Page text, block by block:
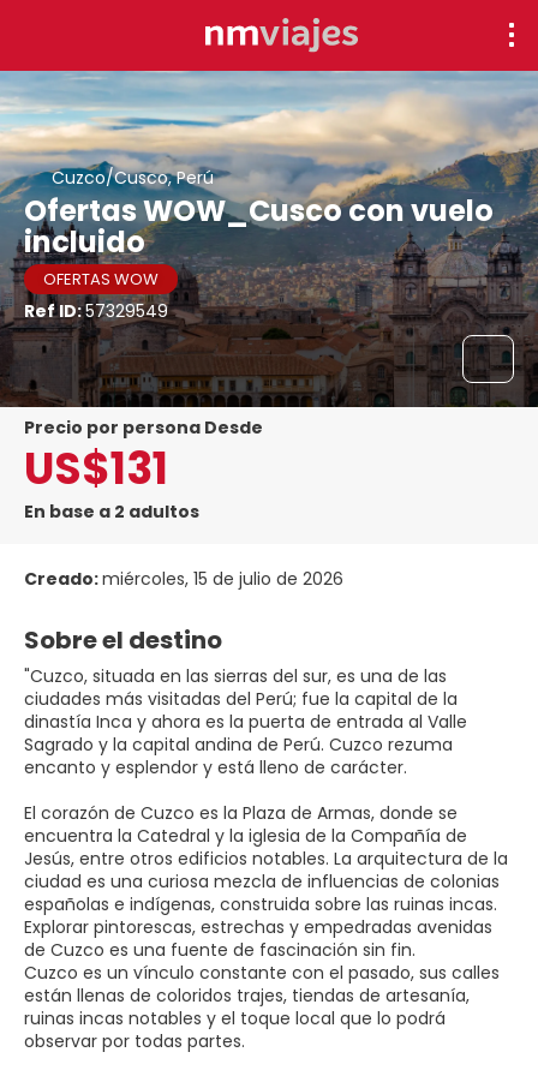
Cuzco/Cusco, Perú
Ofertas WOW_Cusco con vuelo
incluido
OFERTAS WOW
Ref ID:57329549
precio por persona Desde
US$131
En base a 2 adultos
Creado:miércoles, 15 de julio de 2026
Sobre el destino
"Cuzco, situada en las sierras del sur, es una de las
ciudades más visitadas del Perú; fue la capital de la
dinastía Inca y ahora es la puerta de entrada al Valle
Sagrado y la capital andina de Perú. Cuzco rezuma
encanto y esplendor y está lleno de carácter.
El corazón de Cuzco es la Plaza de Armas, donde se
encuentra la Catedral y la iglesia de la Compañía de
Jesús, entre otros edificios notables. La arquitectura de la
ciudad es una curiosa mezcla de influencias de colonias
españolas e indígenas, construida sobre las ruinas incas.
Explorar pintorescas, estrechas y empedradas avenidas
de Cuzco es una fuente de fascinación sin fin.
Cuzco es un vínculo constante con el pasado, sus calles
están llenas de coloridos trajes, tiendas de artesanía,
ruinas incas notables y el toque local que lo podrá
observar por todas partes.